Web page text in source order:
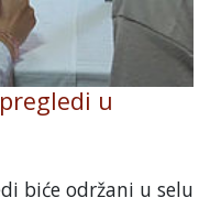
u
biće održani u selu